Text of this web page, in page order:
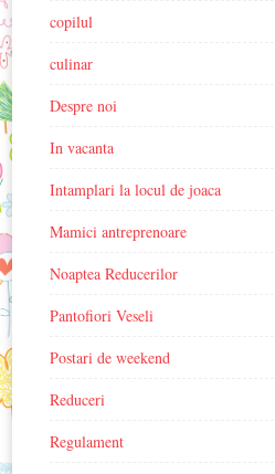
copilul
culinar
Despre noi
In vacanta
Intamplari la locul de joaca
Mamici antreprenoare
Noaptea Reducerilor
Pantofiori Veseli
Postari de weekend
Reduceri
Regulament